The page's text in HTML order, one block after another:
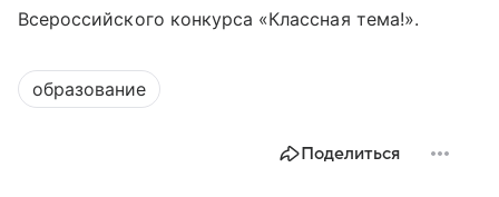
Всероссийского конкурса «Классная тема!».
образование
Поделиться